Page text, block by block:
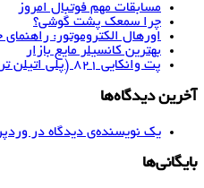
مسابقات مهم فوتبال امروز
چرا سمعک پشت گوشی؟
اورهال الکتروموتور: راهنمای
بهترین کانسیلر مایع بازار
پت وانکایی ۸۲۱ (پلی اتیلن ترفتالات ۸۲۱) گرید بطری چیست؟
آخرین دیدگاه‌ها
یک نویسنده‌ی دیدگاه در
بایگانی‌ها